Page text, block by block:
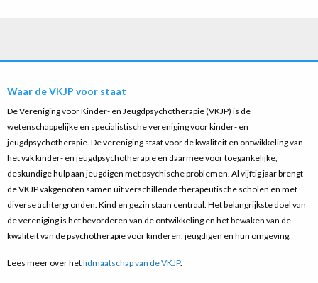
Waar de VKJP voor staat
De Vereniging voor Kinder- en Jeugdpsychotherapie (VKJP) is de
wetenschappelijke en specialistische vereniging voor kinder- en
jeugdpsychotherapie. De vereniging staat voor de kwaliteit en ontwikkeling van
het vak kinder- en jeugdpsychotherapie en daarmee voor toegankelijke,
deskundige hulp aan jeugdigen met psychische problemen. Al vijftig jaar brengt
de VKJP vakgenoten samen uit verschillende therapeutische scholen en met
diverse achtergronden. Kind en gezin staan centraal. Het belangrijkste doel van
de vereniging is het bevorderen van de ontwikkeling en het bewaken van de
kwaliteit van de psychotherapie voor kinderen, jeugdigen en hun omgeving.
Lees meer over hetlidmaatschap van de VKJP.